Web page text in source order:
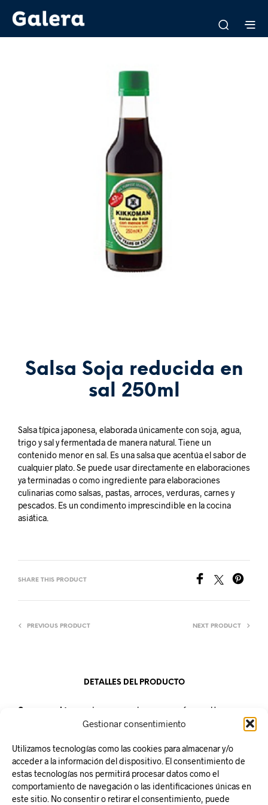
Gestionar consentimiento
Utilizamos tecnologías como las cookies para almacenar y/o
acceder a la información del dispositivo. El consentimiento de
estas tecnologías nos permitirá procesar datos como el
comportamiento de navegación o las identificaciones únicas en
este sitio. No consentir o retirar el consentimiento, puede
Salsa Soja reducida en
sal 250ml
Salsa típica japonesa, elaborada únicamente con soja, agua,
trigo y sal y fermentada de manera natural. Tiene un
contenido menor en sal. Es una salsa que acentúa el sabor de
cualquier plato. Se puede usar directamente en elaboraciones
ya terminadas o como ingrediente para elaboraciones
culinarias como salsas, pastas, arroces, verduras, carnes y
pescados. Es un condimento imprescindible en la cocina
asiática.
SHARE THIS PRODUCT
PREVIOUS PRODUCT NEXT PRODUCT
DETALLES DEL PRODUCTO
Conservación:
mantener en un lugar seco y fresco. Una vez
abierto conservar refrigerado.